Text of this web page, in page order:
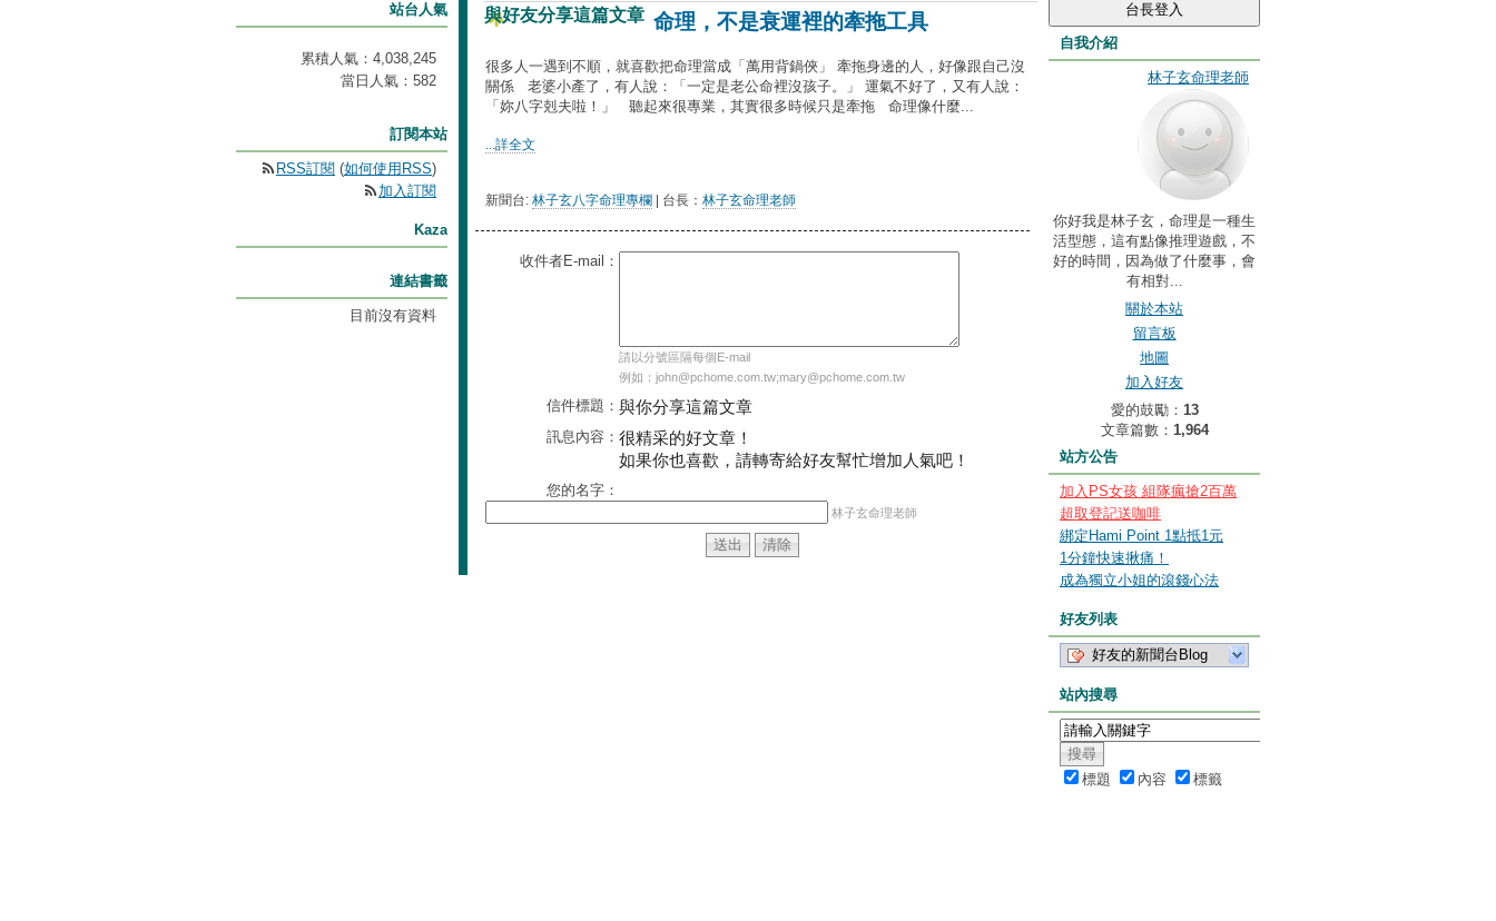
與好友分享這篇文章 命理，不是衰運裡的牽拖工具
很多人一遇到不順，就喜歡把命理當成「萬用背鍋俠」 牽拖身邊的人，好像跟自己沒
關係 老婆小產了，有人說：「一定是老公命裡沒孩子。」 運氣不好了，又有人說：
「妳八字剋夫啦！」 聽起來很專業，其實很多時候只是牽拖 命理像什麼...
...詳全文
新聞台: 林子玄八字命理專欄 | 台長： 林子玄命理老師
收件者E-mail：
請以分號區隔每個E-mail
例如：john@pchome.com.tw;mary@pchome.com.tw
信件標題： 與你分享這篇文章
訊息內容： 很精采的好文章！
如果你也喜歡，請轉寄給好友幫忙增加人氣吧！
您的名字：
林子玄命理老師
自我介紹
林子玄命理老師
你好我是林子玄，命理是一種生
活型態，這有點像推理遊戲，不
好的時間，因為做了什麼事，會
有相對...
關於本站
留言板
地圖
加入好友
愛的鼓勵： 13
文章篇數： 1,964
站方公告
加入PS女孩 組隊瘋搶2百萬
超取登記送咖啡
綁定Hami Point 1點抵1元
1分鐘快速揪痛！
成為獨立小姐的滾錢心法
好友列表
好友的新聞台Blog
站內搜尋
標題 內容 標籤
站台人氣
累積人氣： 4,038,245
當日人氣： 582
訂閱本站
RSS訂閱 (如何使用RSS)
加入訂閱
Kaza
連結書籤
目前沒有資料